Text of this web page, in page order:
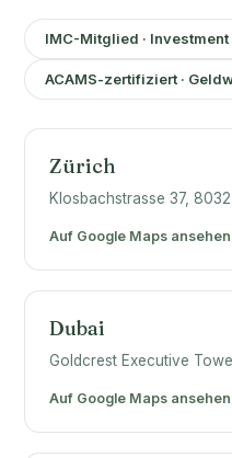
IMC-Mitglied ·
ACAMS-zertifiziert ·
Zürich
Klosbachstrasse 37,
Auf Google Maps
Dubai
Goldcrest Executive
Auf Google Maps